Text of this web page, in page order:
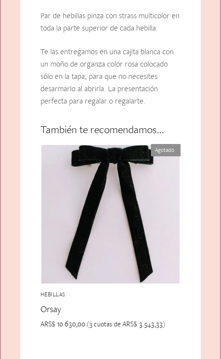
Par de hebillas pinza con strass multicolor en
toda la parte superior de cada hebilla.
Te las entregamos en una cajita blanca con
un moño de organza color rosa colocado
sólo en la tapa, para que no necesites
desarmarlo al abrirla. La presentación
perfecta para regalar o regalarte.
También te recomendamos…
HEBILLAS
Agotado
Orsay
ARS$10.630,00 (3 cuotas de ARS$3.543,33)